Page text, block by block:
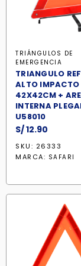
TRIÁNGULOS DE
EMERGENCIA
TRIANGULO
ALTO IMPACTO
42X42CM +
INTERNA
U58010
S/12.90
SKU: 26333
MARCA: SAFARI